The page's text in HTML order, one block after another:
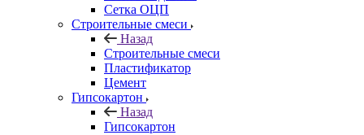
Сетка ОЦП
Строительные смеси
Назад
Строительные смеси
Пластификатор
Цемент
Гипсокартон
Назад
Гипсокартон